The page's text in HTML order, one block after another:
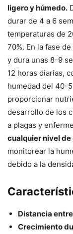
ligero y húmedo.
durar de 4 a 6
temperaturas de
70%. En la fase
y dura unas 8-9
12 horas diarias,
humedad del 40-
proporcionar
desarrollo de los
a plagas y
cualquier nivel
monitorear la
debido a la
Distancia
Crecimiento